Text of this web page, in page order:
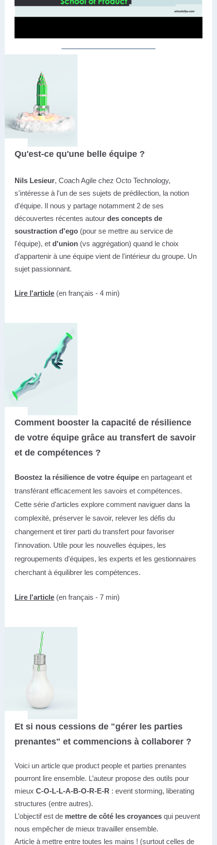
Qu'est-ce qu'une belle équipe ?
Nils Lesieur, Coach Agile chez Octo Technology,
s'intéresse à l'un de ses sujets de prédilection, la notion
d'équipe. Il nous y partage notamment 2 de ses
découvertes récentes autour des concepts de
soustraction d'ego (pour se mettre au service de
l'équipe), et d'union (vs aggrégation) quand le choix
d'appartenir à une équipe vient de l'intérieur du groupe. Un
sujet passionnant.
Lire l'article (en français - 4 min)
Comment booster la capacité de résilience
de votre équipe grâce au transfert de savoir
et de compétences ?
Boostez la résilience de votre équipe en partageant et
transférant efficacement les savoirs et compétences.
Cette série d'articles explore comment naviguer dans la
complexité, préserver le savoir, relever les défis du
changement et tirer parti du transfert pour favoriser
l'innovation. Utile pour les nouvelles équipes, les
regroupements d'équipes, les experts et les gestionnaires
cherchant à équilibrer les compétences.
Lire l'article (en français - 7 min)
Et si nous cessions de "gérer les parties
prenantes" et commencions à collaborer ?
Voici un article que product people et parties prenantes
pourront lire ensemble. L’auteur propose des outils pour
mieux C-O-L-L-A-B-O-R-E-R : event storming, liberating
structures (entre autres).
L’objectif est de mettre de côté les croyances qui peuvent
nous empêcher de mieux travailler ensemble.
Article à mettre entre toutes les mains ! (surtout celles de